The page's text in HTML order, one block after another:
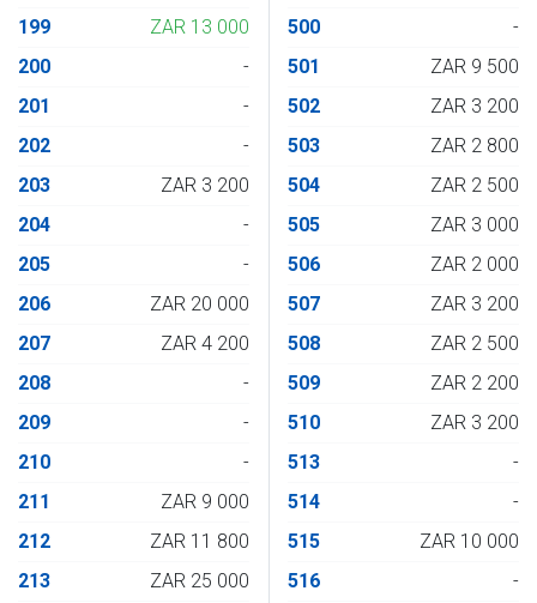
199
ZAR 13 000
200
-
201
-
202
-
203
ZAR 3 200
204
-
205
-
206
ZAR 20 000
207
ZAR 4 200
208
-
209
-
210
-
211
ZAR 9 000
212
ZAR 11 800
213
ZAR 25 000
500
-
501
ZAR 9 500
502
ZAR 3 200
503
ZAR 2 800
504
ZAR 2 500
505
ZAR 3 000
506
ZAR 2 000
507
ZAR 3 200
508
ZAR 2 500
509
ZAR 2 200
510
ZAR 3 200
513
-
514
-
515
ZAR 10 000
516
-